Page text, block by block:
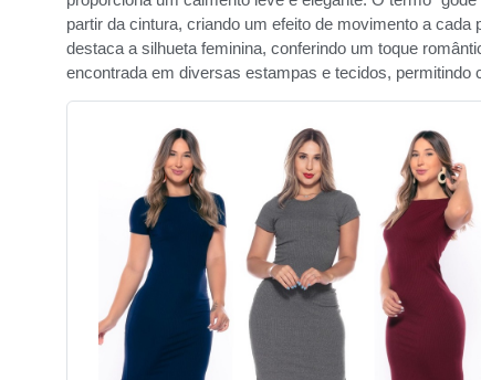
partir da cintura, criando um efeito de movimento a
destaca a silhueta feminina, conferindo um toque
encontrada em diversas estampas e tecidos,